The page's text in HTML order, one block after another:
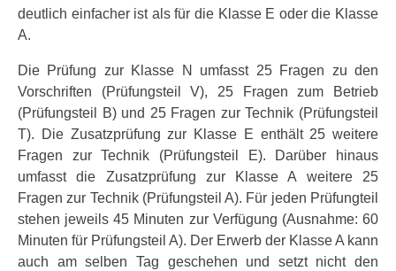
deutlich einfacher ist als für die Klasse E oder die Klasse
A.
Die Prüfung zur Klasse N umfasst 25 Fragen zu den
Vorschriften (Prüfungsteil V), 25 Fragen zum Betrieb
(Prüfungsteil B) und 25 Fragen zur Technik (Prüfungsteil
T). Die Zusatzprüfung zur Klasse E enthält 25 weitere
Fragen zur Technik (Prüfungsteil E). Darüber hinaus
umfasst die Zusatzprüfung zur Klasse A weitere 25
Fragen zur Technik (Prüfungsteil A). Für jeden Prüfungteil
stehen jeweils 45 Minuten zur Verfügung (Ausnahme: 60
Minuten für Prüfungsteil A). Der Erwerb der Klasse A kann
auch am selben Tag geschehen und setzt nicht den